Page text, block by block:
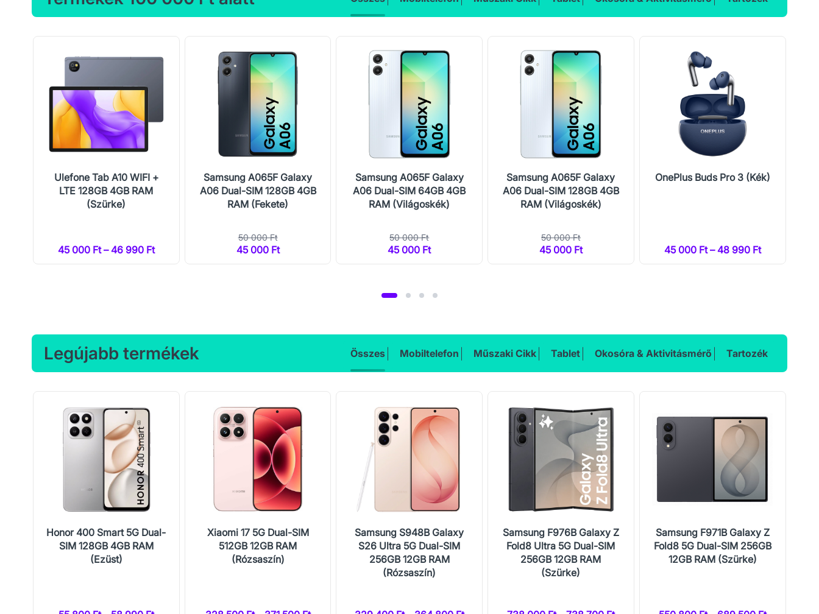
Ulefone Tab A10 WIFI +
LTE 128GB 4GB RAM
(Szürke)
45 000 Ft – 46 990 Ft
Samsung A065F Galaxy
A06 Dual-SIM 128GB 4GB
RAM (Fekete)
50 000 Ft
45 000 Ft
Samsung A065F Galaxy
A06 Dual-SIM 64GB 4GB
RAM (Világoskék)
50 000 Ft
45 000 Ft
Samsung A065F Galaxy
A06 Dual-SIM 128GB 4GB
RAM (Világoskék)
50 000 Ft
45 000 Ft
OnePlus Buds Pro 3 (Kék)
45 000 Ft – 48 990 Ft
Legújabb termékek Összes Mobiltelefon Műszaki Cikk Tablet Okosóra & Aktivitásmérő Tartozék
Honor 400 Smart 5G Dual-
SIM 128GB 4GB RAM
(Ezüst)
Xiaomi 17 5G Dual-SIM
512GB 12GB RAM
(Rózsaszín)
Samsung S948B Galaxy
S26 Ultra 5G Dual-SIM
256GB 12GB RAM
(Rózsaszín)
Samsung F976B Galaxy Z
Fold8 Ultra 5G Dual-SIM
256GB 12GB RAM
(Szürke)
Samsung F971B Galaxy Z
Fold8 5G Dual-SIM 256GB
12GB RAM (Szürke)